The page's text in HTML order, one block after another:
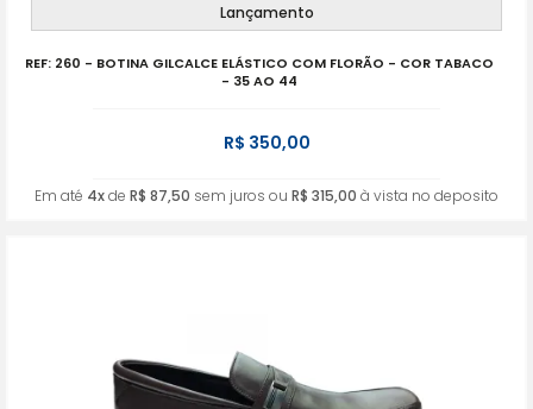
Lançamento
REF: 260 - BOTINA GILCALCE ELÁSTICO COM FLORÃO - COR TABACO
- 35 AO 44
R$ 350,00
Em até 4xde R$ 87,50 sem juros ou R$ 315,00 à vista no deposito